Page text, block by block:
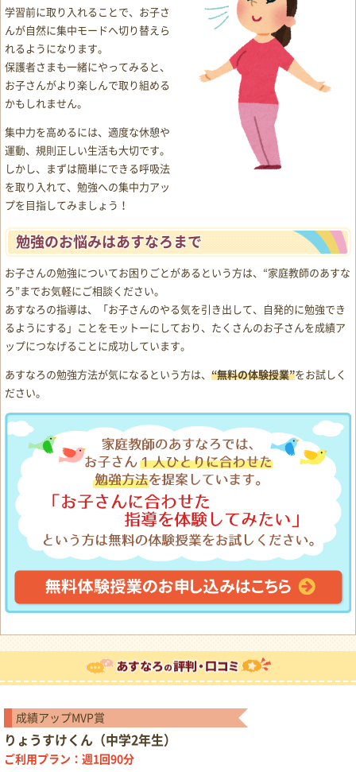
学習前に取り入れることで、お子さ
んが自然に集中モードへ切り替えら
れるようになります。
保護者さまも一緒にやってみると、
お子さんがより楽しんで取り組める
かもしれません。
集中力を高めるには、適度な休憩や
運動、規則正しい生活も大切です。
しかし、まずは簡単にできる呼吸法
を取り入れて、勉強への集中力アッ
プを目指してみましょう！
勉強のお悩みはあすなろまで
お子さんの勉強についてお困りごとがあるという方は、“家庭教師のあすな
ろ”までお気軽にご相談ください。
あすなろの指導は、「お子さんのやる気を引き出して、自発的に勉強でき
るようにする」ことをモットーにしており、たくさんのお子さんを成績ア
ップにつなげることに成功しています。
あすなろの勉強方法が気になるという方は、 “無料の体験授業”をお試しく
ださい。
成績アップMVP賞
りょうすけくん（中学2年生）
ご利用プラン：週1回90分